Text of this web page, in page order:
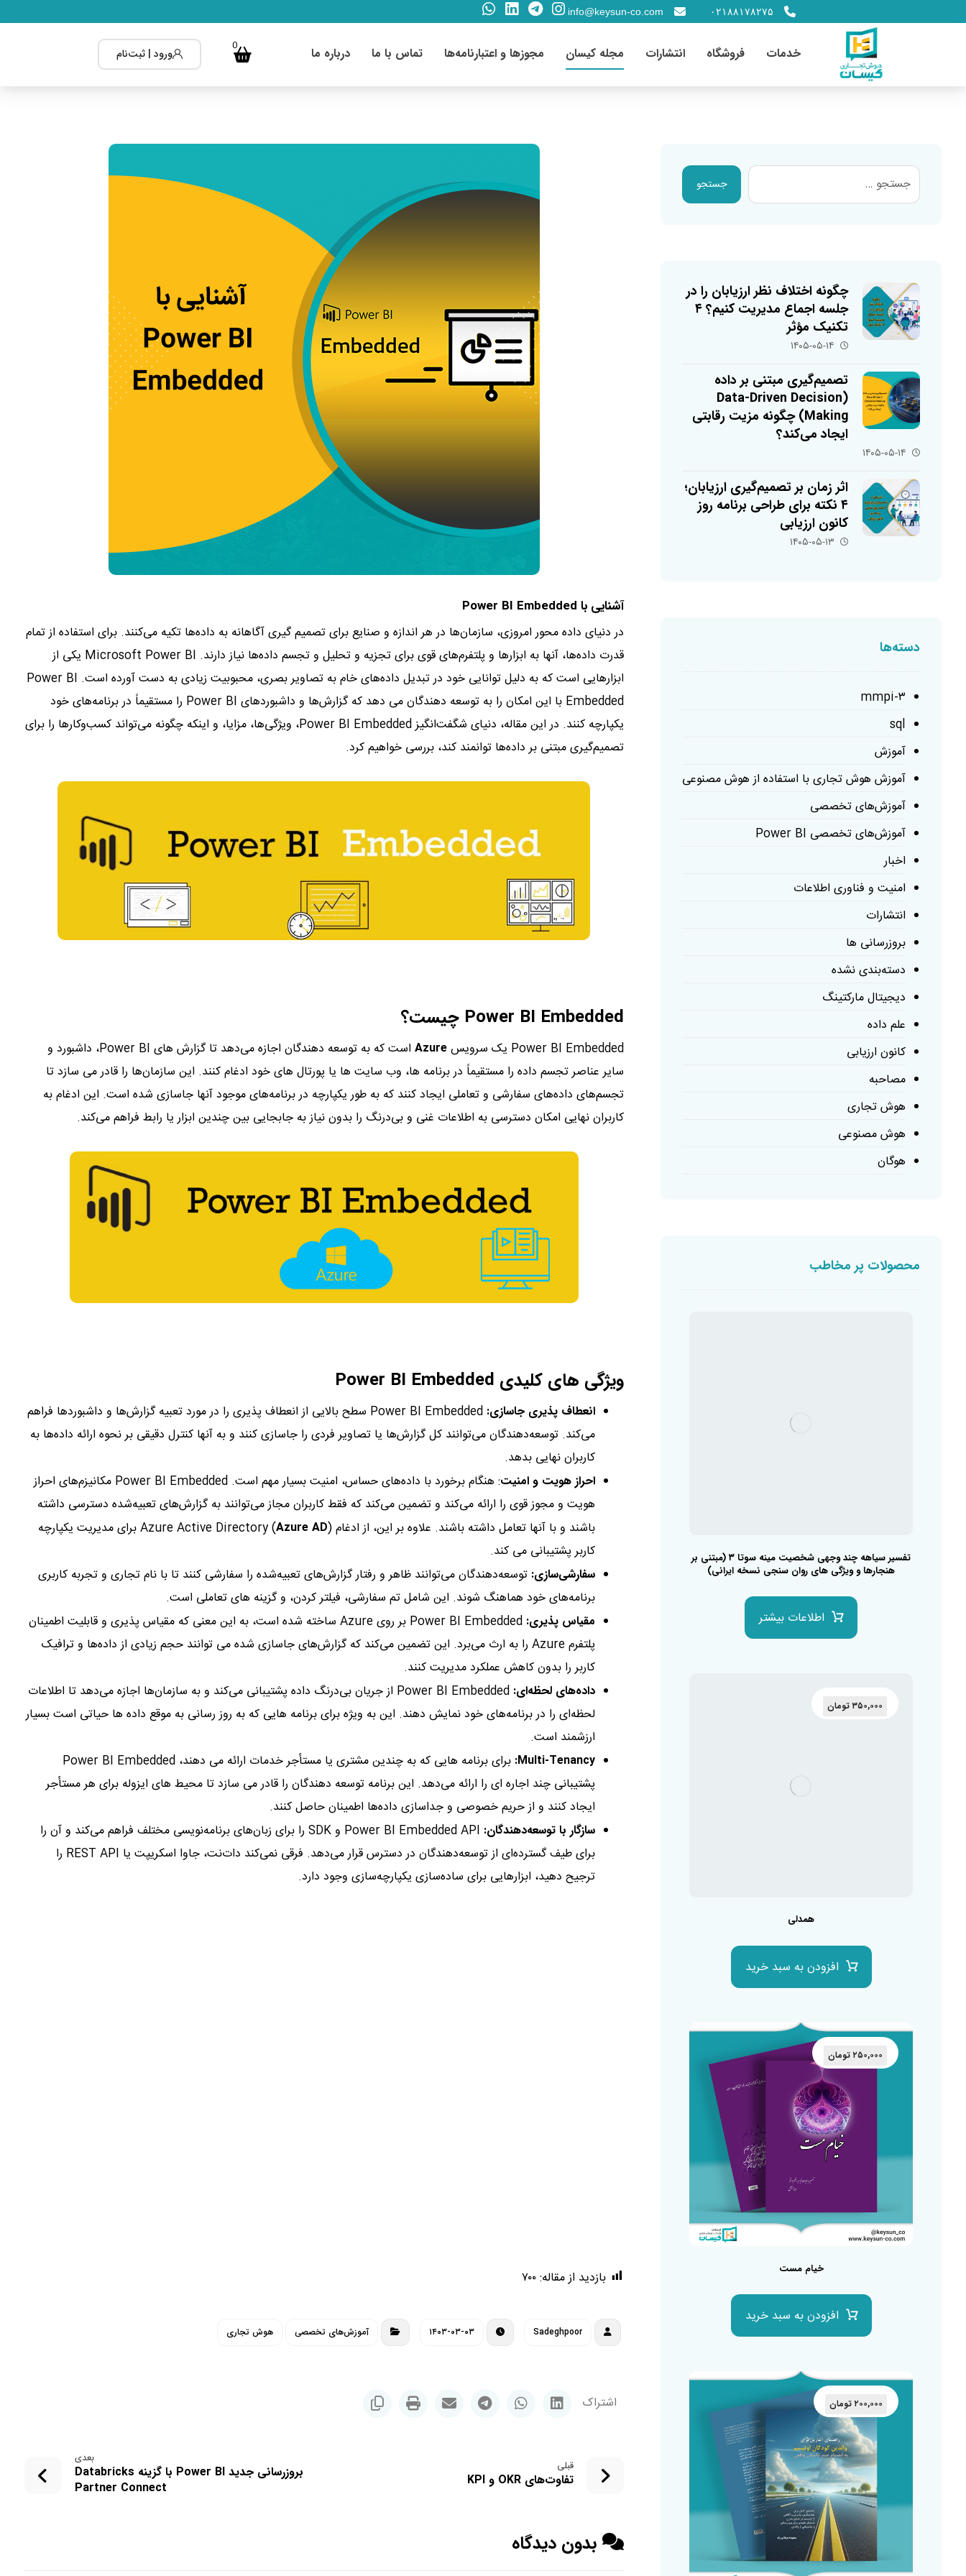
۰۲۱۸۸۱۷۸۲۷۵ info@keysun-co.com
خدمات فروشگاه انتشارات مجله کیسان مجوزها و اعتبارنامه‌ها تماس با ما درباره ما 0
ورود | ثبت‌نام
آشنایی با Power BI Embedded
در دنیای داده محور امروزی، سازمان‌ها در هر اندازه و صنایع برای تصمیم گیری آگاهانه به داده‌ها تکیه می‌کنند. برای استفاده از تمام
قدرت داده‌ها، آنها به ابزارها و پلتفرم‌های قوی برای تجزیه و تحلیل و تجسم داده‌ها نیاز دارند. Microsoft Power BI یکی از
ابزارهایی است که به دلیل توانایی خود در تبدیل داده‌های خام به تصاویر بصری، محبوبیت زیادی به دست آورده است. Power BI
Embedded با این امکان را به توسعه دهندگان می دهد که گزارش‌ها و داشبوردهای Power BI را مستقیماً در برنامه‌های خود
یکپارچه کنند. در این مقاله، دنیای شگفت‌انگیز Power BI Embedded، ویژگی‌ها، مزایا، و اینکه چگونه می‌تواند کسب‌وکارها را برای
تصمیم‌گیری مبتنی بر داده‌ها توانمند کند، بررسی خواهیم کرد.
Power BI Embedded چیست؟
Power BI Embedded یک سرویس Azure
است که به توسعه دهندگان اجازه می‌دهد تا گزارش های Power BI، داشبورد و
سایر عناصر تجسم داده را مستقیماً در برنامه ها، وب سایت ها یا پورتال های خود ادغام کنند. این سازمان‌ها را قادر می سازد تا
تجسم‌های داده‌های سفارشی و تعاملی ایجاد کنند که به طور یکپارچه در برنامه‌های موجود آنها جاسازی شده است. این ادغام به
کاربران نهایی امکان دسترسی به اطلاعات غنی و بی‌درنگ را بدون نیاز به جابجایی بین چندین ابزار یا رابط فراهم می‌کند.
ویژگی های کلیدی Power BI Embedded
انعطاف پذیری جاسازی:
Power BI Embedded سطح بالایی از انعطاف پذیری را در مورد تعبیه گزارش‌ها و داشبوردها فراهم
می‌کند. توسعه‌دهندگان می‌توانند کل گزارش‌ها یا تصاویر فردی را جاسازی کنند و به آنها کنترل دقیقی بر نحوه ارائه داده‌ها به
کاربران نهایی بدهد.
احراز هویت و امنیت
: هنگام برخورد با داده‌های حساس، امنیت بسیار مهم است. Power BI Embedded مکانیزم‌های احراز
هویت و مجوز قوی را ارائه می‌کند و تضمین می‌کند که فقط کاربران مجاز می‌توانند به گزارش‌های تعبیه‌شده دسترسی داشته
باشند و با آنها تعامل داشته باشند. علاوه بر این، از ادغام Azure Active Directory ( Azure AD
) برای مدیریت یکپارچه
کاربر پشتیبانی می کند.
سفارشی‌سازی: توسعه‌دهندگان می‌توانند ظاهر و رفتار گزارش‌های تعبیه‌شده را سفارشی کنند تا با نام تجاری و تجربه کاربری
برنامه‌های خود هماهنگ شوند. این شامل تم سفارشی، فیلتر کردن، و گزینه های تعاملی است.
مقیاس پذیری:
Power BI Embedded بر روی Azure ساخته شده است، به این معنی که مقیاس پذیری و قابلیت اطمینان
پلتفرم Azure را به ارث می‌برد. این تضمین می‌کند که گزارش‌های جاسازی شده می توانند حجم زیادی از داده‌ها و ترافیک
کاربر را بدون کاهش عملکرد مدیریت کنند.
داده‌های لحظه‌ای:
Power BI Embedded از جریان بی‌درنگ داده پشتیبانی می‌کند و به سازمان‌ها اجازه می‌دهد تا اطلاعات
لحظه‌ای را در برنامه‌های خود نمایش دهند. این به ویژه برای برنامه هایی که به روز رسانی به موقع داده ها حیاتی است بسیار
ارزشمند است.
Multi-Tenancy:
برای برنامه هایی که به چندین مشتری یا مستأجر خدمات ارائه می دهند، Power BI Embedded
پشتیبانی چند اجاره ای را ارائه می‌دهد. این برنامه توسعه دهندگان را قادر می سازد تا محیط های ایزوله برای هر مستأجر
ایجاد کنند و از حریم خصوصی و جداسازی داده‌ها اطمینان حاصل کنند.
سازگار با توسعه‌دهندگان:
Power BI Embedded API و SDK را برای زبان‌های برنامه‌نویسی مختلف فراهم می‌کند و آن را
برای طیف گسترده‌ای از توسعه‌دهندگان در دسترس قرار می‌دهد. فرقی نمی‌کند دات‌نت، جاوا اسکریپت یا REST API را
ترجیح دهید، ابزارهایی برای ساده‌سازی یکپارچه‌سازی وجود دارد.
بازدید از مقاله:۷۰۰
Sadeghpoor ۱۴۰۳-۰۳-۰۳ آموزش‌های تخصصی هوش تجاری
قبلی
تفاوت‌های OKR و KPI
بعدی
بروزرسانی جدید Power BI با گزینه Databricks
Partner Connect
بدون دیدگاه
جستجو
چگونه اختلاف نظر ارزیابان را در
جلسه اجماع مدیریت کنیم؟ ۴
تکنیک مؤثر
۱۴۰۵-۰۵-۱۴
تصمیم‌گیری مبتنی بر داده
(Data-Driven Decision
Making) چگونه مزیت رقابتی
ایجاد می‌کند؟
۱۴۰۵-۰۵-۱۴
اثر زمان بر تصمیم‌گیری ارزیابان؛
۴ نکته برای طراحی برنامه روز
کانون ارزیابی
۱۴۰۵-۰۵-۱۳
دسته‌ها
mmpi-۳
sql
آموزش
آموزش هوش تجاری با استفاده از هوش مصنوعی
آموزش‌های تخصصی
آموزش‌های تخصصی Power BI
اخبار
امنیت و فناوری اطلاعات
انتشارات
بروزرسانی ها
دسته‌بندی نشده
دیجیتال مارکتینگ
علم داده
کانون ارزیابی
مصاحبه
هوش تجاری
هوش مصنوعی
هوگان
محصولات پر مخاطب
تفسیر سیاهه چند وجهی شخصیت مینه سوتا ۳ (مبتنی بر
هنجارها و ویژگی های روان سنجی نسخه ایرانی)
اطلاعات بیشتر
همدلی
۳۵۰,۰۰۰ تومان
افزودن به سبد خرید
خیام مست
۲۵۰,۰۰۰ تومان
افزودن به سبد خرید
۲۰۰,۰۰۰ تومان